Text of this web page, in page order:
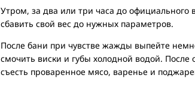
Утром, за два или три часа до
сбавить свой вес до нужных параметров.
После бани при чувстве жажды выпейте
смочить виски и губы холодной водой.
съесть проваренное мясо, варенье и